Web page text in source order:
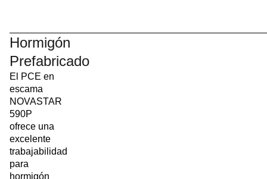
Hormigón
Prefabricado
El PCE en
escama
NOVASTAR
590P
ofrece una
excelente
trabajabilidad
para
hormigón